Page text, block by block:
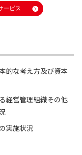
的な考え方及び資本
経営管理組織その他
実施状況